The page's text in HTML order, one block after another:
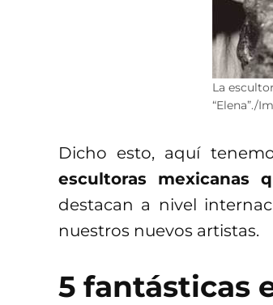
La
“Elena”./
Dicho esto, aquí
escultoras mexicanas
destacan a nivel
nuestros nuevos artistas.
5 fantásticas